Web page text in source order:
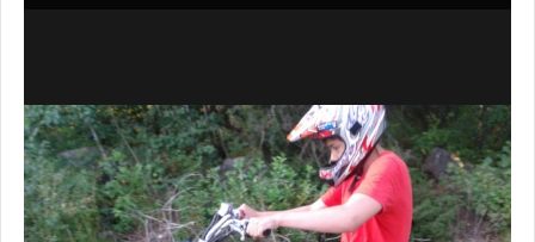
MP13 kuvia
ACS 2015 kuvia
Lisää uusi tapahtuma
UUTISET
SÄÄ